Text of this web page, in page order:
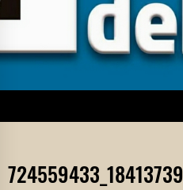
PUEBLO